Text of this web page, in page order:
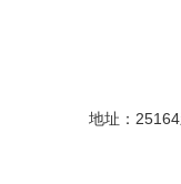
地址：